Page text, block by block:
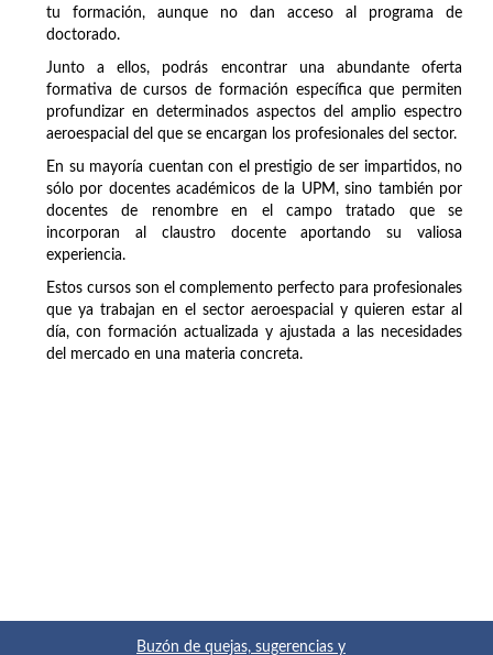
tu formación, aunque no dan acceso al programa de
doctorado.
Junto a ellos, podrás encontrar una abundante oferta
formativa de cursos de formación específica que permiten
profundizar en determinados aspectos del amplio espectro
aeroespacial del que se encargan los profesionales del sector.
En su mayoría cuentan con el prestigio de ser impartidos, no
sólo por docentes académicos de la UPM, sino también por
docentes de renombre en el campo tratado que se
incorporan al claustro docente aportando su valiosa
experiencia.
Estos cursos son el complemento perfecto para profesionales
que ya trabajan en el sector aeroespacial y quieren estar al
día, con formación actualizada y ajustada a las necesidades
del mercado en una materia concreta.
Buzón de quejas, sugerencias y